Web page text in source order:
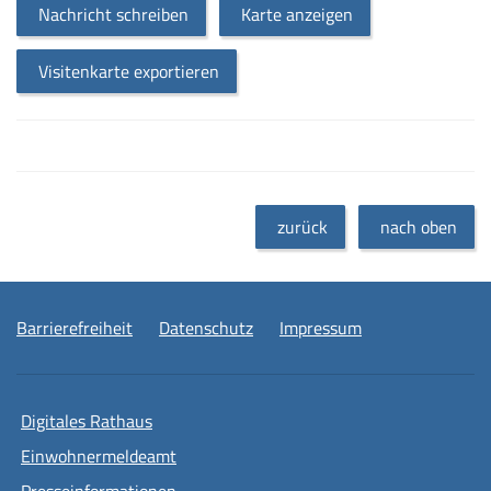
Nachricht schreiben Karte anzeigen
Visitenkarte exportieren
zurück nach oben
Barrierefreiheit Datenschutz Impressum
Digitales Rathaus
Einwohnermeldeamt